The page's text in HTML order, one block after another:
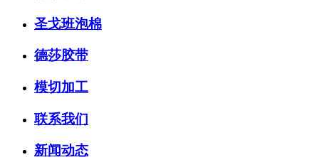
圣戈班泡棉
德莎胶带
模切加工
联系我们
新闻动态